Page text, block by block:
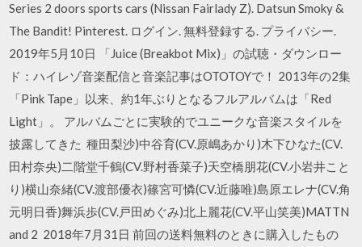
Series 2 doors sports cars (Nissan Fairlady Z). Datsun Smoky &
The Bandit! Pinterest. ログイン. 無料登録する. プライバシー.
2019年5月10日 「Juice (Breakbot Mix)」の試聴・ダウンロー
ド：ハイレゾ音楽配信と音楽記事はOTOTOYで！ 2013年の2集
「Pink Tape」以来、約1年ぶりとなるフルアルバムは「Red
Light」。 アルバムごとに実験的でユニークな音楽スタイルを
披露してきた 種田梨沙)中谷育(CV.原嶋あかり)木下ひなた(CV.
田村奈央)二階堂千鶴(CV.野村香菜子)天空橋朋花(CV.小岩井こと
り)横山奈緒(CV.渡部優衣)篠宮可憐(CV.近藤唯)島原エレナ(CV.角
元明日香)舞浜歩(CV.戸田めぐみ)北上麗花(CV.平山笑美)MATTN
and 2 2018年7月31日 前回の送料無料のときに購入したもの